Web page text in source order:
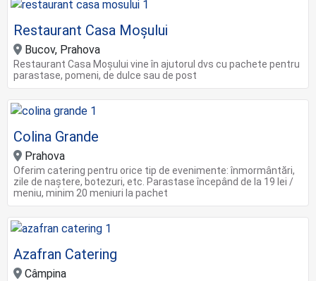
Restaurant Casa Moșului
Bucov, Prahova
Restaurant Casa Moșului vine în ajutorul dvs cu pachete pentru
parastase, pomeni, de dulce sau de post
Colina Grande
Prahova
Oferim catering pentru orice tip de evenimente: înmormântări,
zile de naștere, botezuri, etc. Parastase începând de la 19 lei /
meniu, minim 20 meniuri la pachet
Azafran Catering
Câmpina